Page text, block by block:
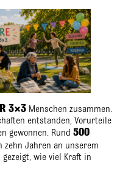
3×3 Menschen zusammen.
entstanden, Vorurteile
gewonnen. Rund 500
zehn Jahren an unserem
wie viel Kraft in